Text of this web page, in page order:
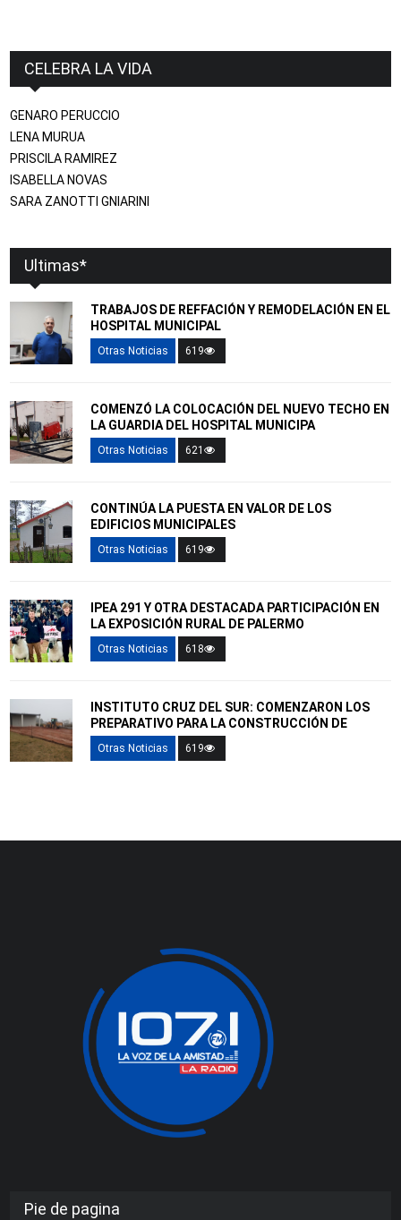
CELEBRA LA VIDA
GENARO PERUCCIO
LENA MURUA
PRISCILA RAMIREZ
ISABELLA NOVAS
SARA ZANOTTI GNIARINI
Ultimas*
TRABAJOS DE REFFACIÓN Y REMODELACIÓN EN EL
HOSPITAL MUNICIPAL
Otras Noticias 619
COMENZÓ LA COLOCACIÓN DEL NUEVO TECHO EN
LA GUARDIA DEL HOSPITAL MUNICIPA
Otras Noticias 621
CONTINÚA LA PUESTA EN VALOR DE LOS
EDIFICIOS MUNICIPALES
Otras Noticias 619
IPEA 291 Y OTRA DESTACADA PARTICIPACIÓN EN
LA EXPOSICIÓN RURAL DE PALERMO
Otras Noticias 618
INSTITUTO CRUZ DEL SUR: COMENZARON LOS
PREPARATIVO PARA LA CONSTRUCCIÓN DE
Otras Noticias 619
Pie de pagina